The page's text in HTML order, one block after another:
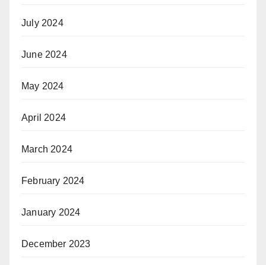
July 2024
June 2024
May 2024
April 2024
March 2024
February 2024
January 2024
December 2023